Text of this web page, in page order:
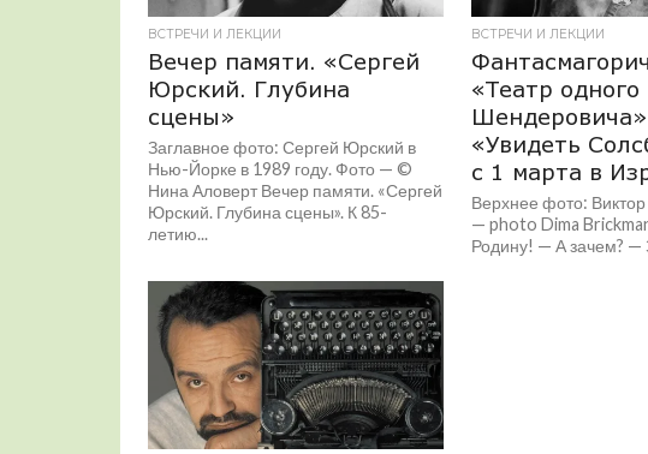
ВСТРЕЧИ И ЛЕКЦИИ
Вечер памяти. «Сергей
Юрский. Глубина
сцены»
Заглавное фото: Сергей Юрский в
Нью-Йорке в 1989 году. Фото — ©
Нина Аловерт Вечер памяти. «Сергей
Юрский. Глубина сцены». К 85-
летию...
ВСТРЕЧИ И ЛЕКЦИИ
«Театр одного
«Увидеть
с 1 марта в
Верхнее фото:
— photo Dima
Родину! — А зачем? —